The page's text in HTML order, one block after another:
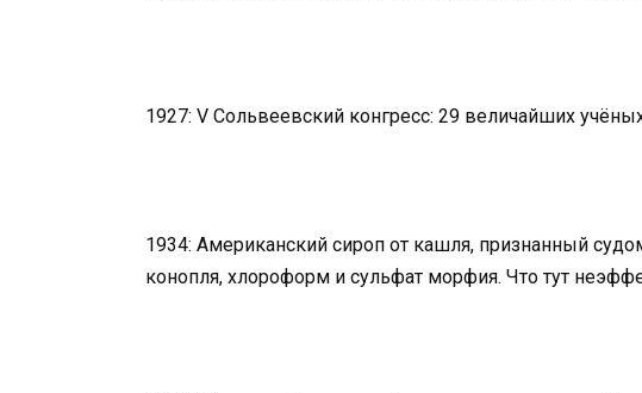
1927: V Сольвеевский конгресс: 29 величайших
1934: Американский сироп от кашля, признанный
конопля, хлороформ и сульфат морфия. Что тут